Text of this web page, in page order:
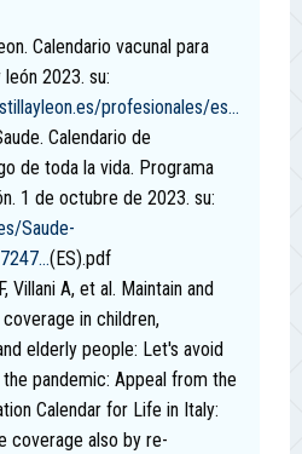
Calendario vacunal para
2023. su:
profesionales/es...
Calendario de
de toda la vida. Programa
1 de octubre de 2023. su:
Saude-
(ES).pdf
Villani A, et al. Maintain and
in children,
elderly people: Let's avoid
pandemic: Appeal from the
Calendar for Life in Italy:
coverage also by re-